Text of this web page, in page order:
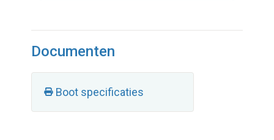
Documenten
Boot specificaties